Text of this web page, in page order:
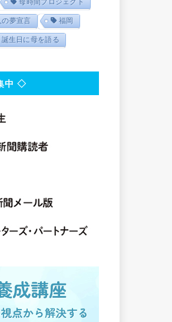
母時間プロジェクト
の夢宣言 福岡
誕生日に母を語る
中 ◇